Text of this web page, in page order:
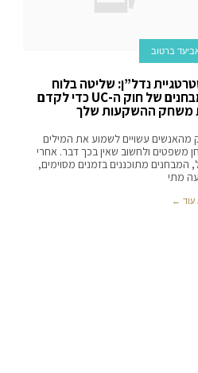
ברטוב
נדל”ן: שליטה בלוח
המבחנים של חוק ה-UC כדי לקדם
משחק ההשקעות שלך
מהאנשים עשויים לשמוע את המילים
משפטים ולחשוב שאין בכך דבר. אחרי
המבחנים מתוכננים בזמנים מסוימים,
מתי
עוד ←